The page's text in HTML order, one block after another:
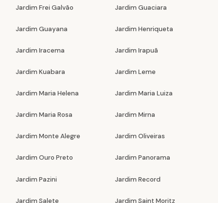
Jardim Frei Galvão Jardim Guaciara
Jardim Guayana Jardim Henriqueta
Jardim Iracema Jardim Irapuã
Jardim Kuabara Jardim Leme
Jardim Maria Helena Jardim Maria Luiza
Jardim Maria Rosa Jardim Mirna
Jardim Monte Alegre Jardim Oliveiras
Jardim Ouro Preto Jardim Panorama
Jardim Pazini Jardim Record
Jardim Salete Jardim Saint Moritz